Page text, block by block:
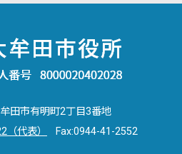
田市有明町2丁目3番地
代表） Fax:0944-41-2552